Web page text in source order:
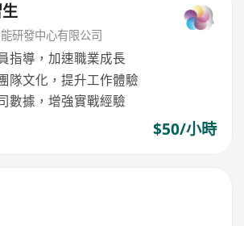
研發中心有限公司
指導，加速職業成長
隊文化，提升工作體驗
數據，增強實戰經驗
$50/小時